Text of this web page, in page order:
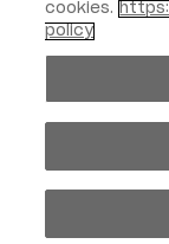
instagram
cookies.
policy